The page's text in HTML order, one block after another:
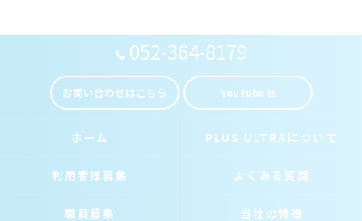
052-364-8179
お問い合わせはこちら YouTube
ホーム PLUS ULTRAについて
利用者様募集 よくある質問
職員募集 当社の特徴